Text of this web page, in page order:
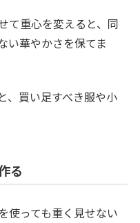
て重心を変えると、同
い華やかさを保てま
、買い足すべき服や小
る
使っても重く見せない